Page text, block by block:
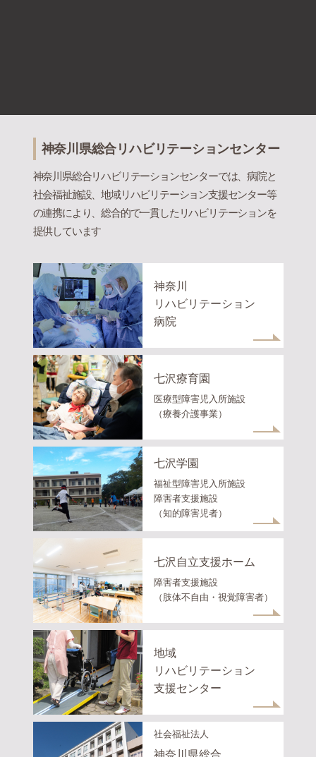
神奈川県総合リハビリテーションセンター
神奈川県総合リハビリテーションセンターでは、病院と
社会福祉施設、地域リハビリテーション支援センター等
の連携により、総合的で一貫したリハビリテーションを
提供しています
神奈川
リハビリテーション
病院
七沢療育園
医療型障害児入所施設
（療養介護事業）
七沢学園
福祉型障害児入所施設
障害者支援施設
（知的障害児者）
七沢自立支援ホーム
障害者支援施設
（肢体不自由・視覚障害者）
地域
リハビリテーション
支援センター
社会福祉法人
神奈川県総合